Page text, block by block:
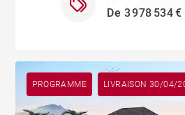
De 3 978 534
PROGRAMME LIVRAISON 30/04/